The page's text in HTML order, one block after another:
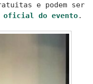
e podem ser
do evento.